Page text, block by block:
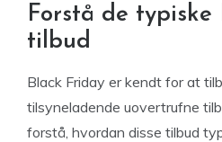
Forstå de typiske
tilbud
Black Friday er kendt for at
tilsyneladende uovertrufne
forstå, hvordan disse tilbud